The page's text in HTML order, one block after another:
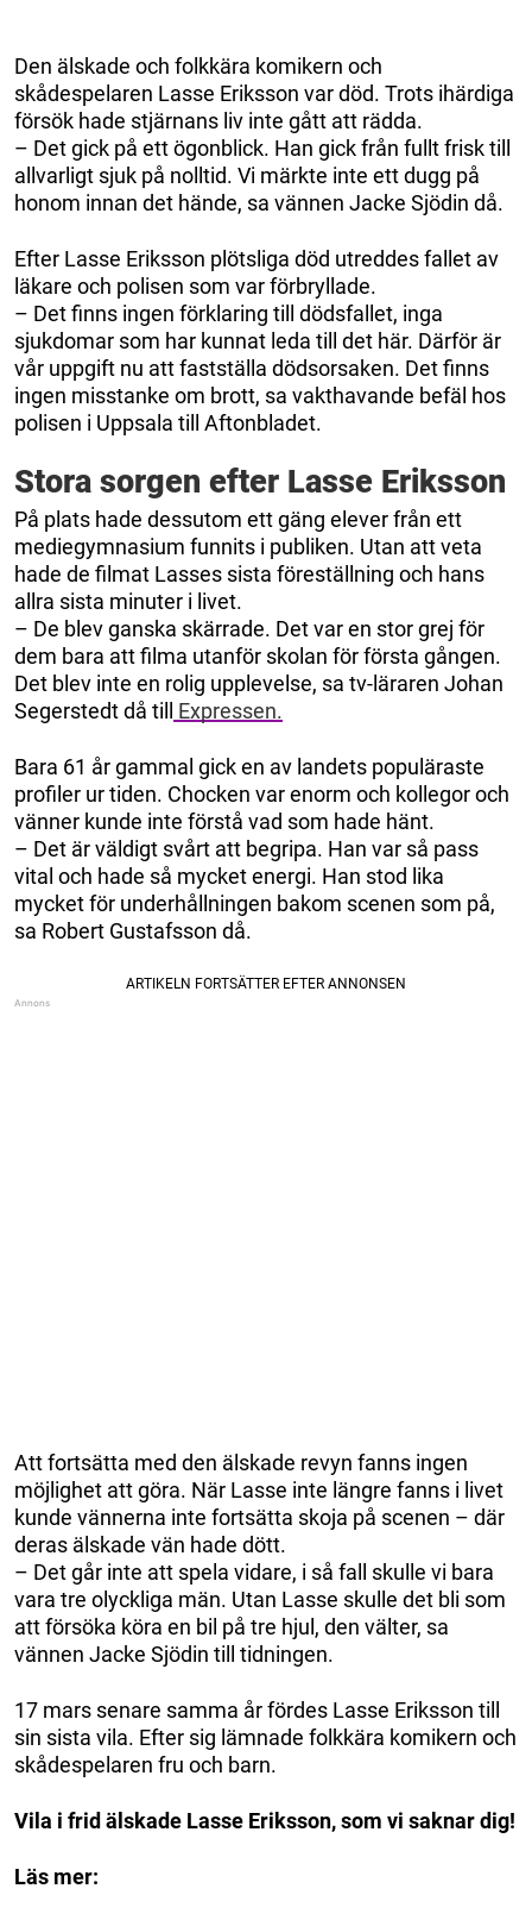
Den älskade och folkkära komikern och
skådespelaren Lasse Eriksson var död. Trots ihärdiga
försök hade stjärnans liv inte gått att rädda.
– Det gick på ett ögonblick. Han gick från fullt frisk till
allvarligt sjuk på nolltid. Vi märkte inte ett dugg på
honom innan det hände, sa vännen Jacke Sjödin då.
Efter Lasse Eriksson plötsliga död utreddes fallet av
läkare och polisen som var förbryllade.
– Det finns ingen förklaring till dödsfallet, inga
sjukdomar som har kunnat leda till det här. Därför är
vår uppgift nu att fastställa dödsorsaken. Det finns
ingen misstanke om brott, sa vakthavande befäl hos
polisen i Uppsala till Aftonbladet.
Stora sorgen efter Lasse Eriksson
På plats hade dessutom ett gäng elever från ett
mediegymnasium funnits i publiken. Utan att veta
hade de filmat Lasses sista föreställning och hans
allra sista minuter i livet.
– De blev ganska skärrade. Det var en stor grej för
dem bara att filma utanför skolan för första gången.
Det blev inte en rolig upplevelse, sa tv-läraren Johan
Segerstedt då till
Expressen.
Bara 61 år gammal gick en av landets populäraste
profiler ur tiden. Chocken var enorm och kollegor och
vänner kunde inte förstå vad som hade hänt.
– Det är väldigt svårt att begripa. Han var så pass
vital och hade så mycket energi. Han stod lika
mycket för underhållningen bakom scenen som på,
sa Robert Gustafsson då.
Att fortsätta med den älskade revyn fanns ingen
möjlighet att göra. När Lasse inte längre fanns i livet
kunde vännerna inte fortsätta skoja på scenen – där
deras älskade vän hade dött.
– Det går inte att spela vidare, i så fall skulle vi bara
vara tre olyckliga män. Utan Lasse skulle det bli som
att försöka köra en bil på tre hjul, den välter, sa
vännen Jacke Sjödin till tidningen.
17 mars senare samma år fördes Lasse Eriksson till
sin sista vila. Efter sig lämnade folkkära komikern och
skådespelaren fru och barn.
Vila i frid älskade Lasse Eriksson, som vi saknar dig!
Läs mer: